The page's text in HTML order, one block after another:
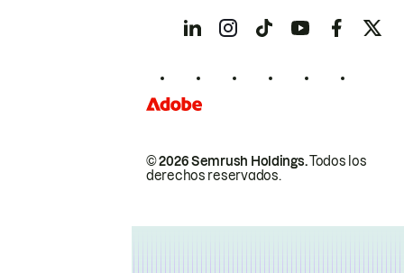
© 2026 Semrush Holdings.Todos los
derechos reservados.